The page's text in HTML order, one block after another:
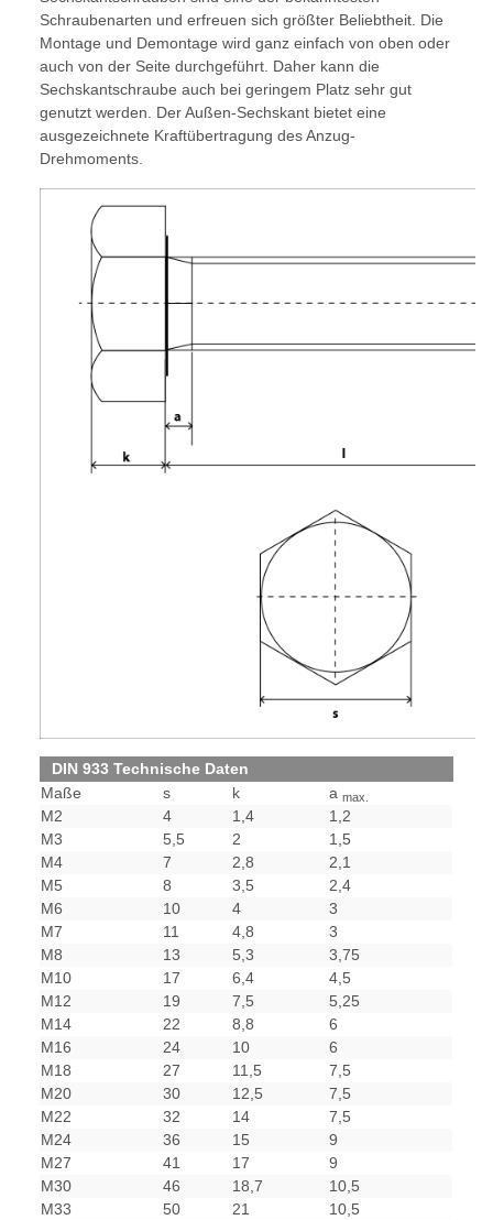
Schraubenarten und erfreuen sich größter Beliebtheit. Die
Montage und Demontage wird ganz einfach von oben oder
auch von der Seite durchgeführt. Daher kann die
Sechskantschraube auch bei geringem Platz sehr gut
genutzt werden. Der Außen-Sechskant bietet eine
ausgezeichnete Kraftübertragung des Anzug-
Drehmoments.
DIN 933 Technische Daten
Maße
s k a max.
M2 4 1,4
1,2
M3
5,5 2
1,5
M4
7 2,8
2,1
M5
8 3,5
2,4
M6
10 4
3
M7
11 4,8
3
M8
13 5,3
3,75
M10
17 6,4
4,5
M12
19 7,5
5,25
M14
22 8,8
6
M16
24 10
6
M18
27 11,5
7,5
M20
30 12,5
7,5
M22
32 14
7,5
M24
36 15
9
M27
41 17
9
M30
46 18,7
10,5
M33
50 21
10,5